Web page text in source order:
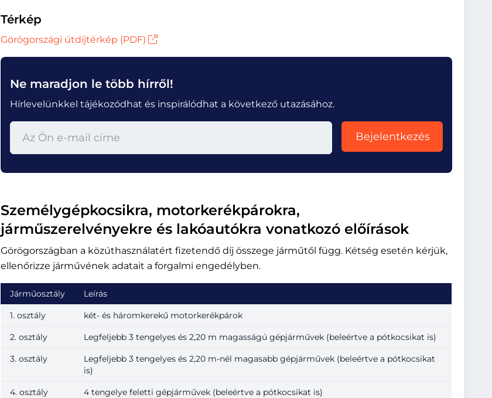
Térkép
Görögországi útdíjtérkép (PDF)
Ne maradjon le több hírről!
Hírlevelünkkel tájékozódhat és inspirálódhat a következő utazásához.
Bejelentkezés
Személygépkocsikra, motorkerékpárokra,
járműszerelvényekre és lakóautókra vonatkozó előírások
Görögországban a közúthasználatért fizetendő díj összege járműtől függ. Kétség esetén kérjük,
ellenőrizze járművének adatait a forgalmi engedélyben.
Járműosztály Leírás
1. osztály két- és háromkerekű motorkerékpárok
2. osztály Legfeljebb 3 tengelyes és 2,20 m magasságú gépjárművek (beleértve a pótkocsikat is)
3. osztály
Legfeljebb 3 tengelyes és 2,20 m-nél magasabb gépjárművek (beleértve a pótkocsikat
is)
4. osztály 4 tengelye feletti gépjárművek (beleértve a pótkocsikat is)